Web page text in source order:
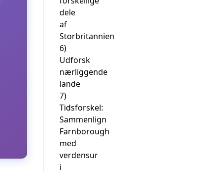
dele
af
Storbritannien
6)
Udforsk
nærliggende
lande
7)
Tidsforskel:
Sammenlign
Farnborough
med
verdensur
i